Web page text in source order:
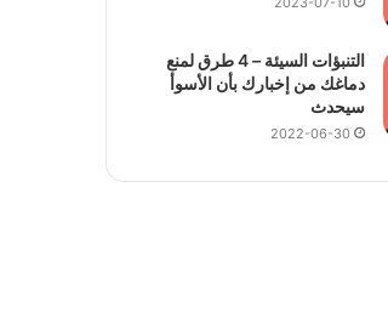
التنبؤات السيئة – 4 طرق لمنع
دماغك من إخبارك بأن الأسوأ
سيحدث
2022-06-30